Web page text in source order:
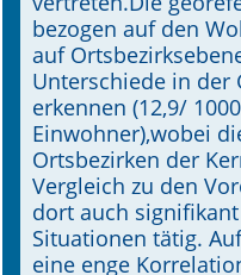
bezogen auf den
auf
Unterschiede in der
erkennen (12,9/
Einwohner),wobei
Ortsbezirken der
Vergleich zu den
dort auch
Situationen tätig.
eine enge